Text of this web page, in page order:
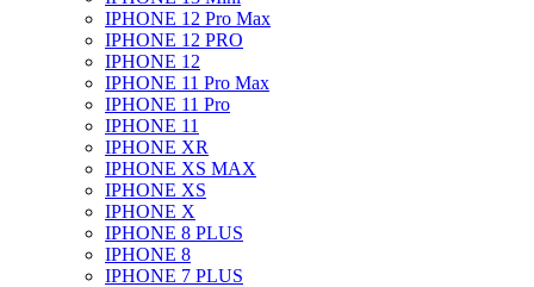
IPHONE 12 Pro Max
IPHONE 12 PRO
IPHONE 12
IPHONE 11 Pro Max
IPHONE 11 Pro
IPHONE 11
IPHONE XR
IPHONE XS MAX
IPHONE XS
IPHONE X
IPHONE 8 PLUS
IPHONE 8
IPHONE 7 PLUS